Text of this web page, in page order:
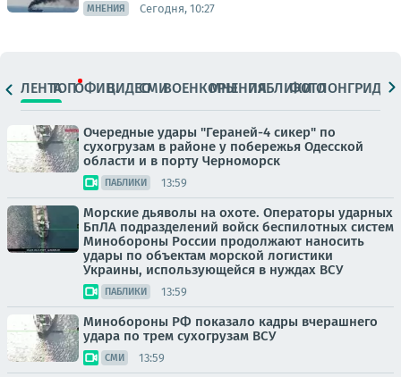
МНЕНИЯ Сегодня, 10:27
ЛЕНТАТОПОФИЦ.ВИДЕОСМИВОЕНКОРЫМНЕНИЯПАБЛИКИ
ФОТОЛОНГРИДЫ
Очередные удары "Гераней-4 сикер" по
сухогрузам в районе у побережья Одесской
области и в порту Черноморск
ПАБЛИКИ 13:59
Морские дьяволы на охоте. Операторы ударных
БпЛА подразделений войск беспилотных систем
Минобороны России продолжают наносить
удары по объектам морской логистики
Украины, использующейся в нуждах ВСУ
ПАБЛИКИ 13:59
Минобороны РФ показало кадры вчерашнего
удара по трем сухогрузам ВСУ
СМИ 13:59